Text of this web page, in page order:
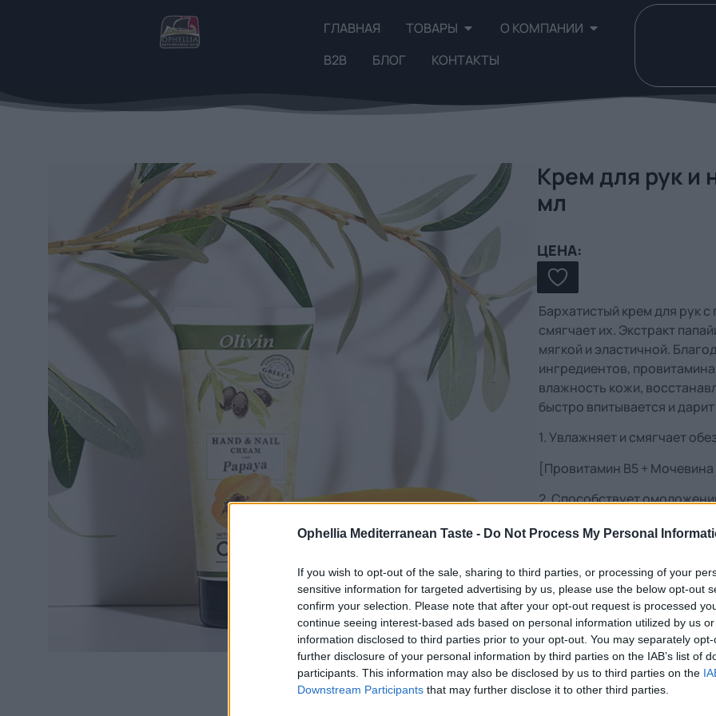
Ophellia Mediterranean Taste - Do Not Process My Personal
If you wish to opt-out of the sale, sharing to third parties, or processing of your
sensitive information for targeted advertising by us, please use the below opt-out
confirm your selection. Please note that after your opt-out request is processed
continue seeing interest-based ads based on personal information utilized by us
information disclosed to third parties prior to your opt-out. You may separately
further disclosure of your personal information by third parties on the IAB’s list of
participants. This information may also be disclosed by us to third parties on the
Downstream Participants that may further disclose it to other third parties.
ГЛАВНАЯ ТОВАРЫ
О КОМПАНИИ
B2B
БЛОГ КОНТАКТЫ
Крем для рук и
мл
ЦЕНА:
Бархатистый крем для рук
смягчает их. Экстракт
мягкой и эластичной.
ингредиентов,
влажность кожи,
быстро впитывается и
1. Увлажняет и смягчает
[Провитамин B5 +
2. Способствует
[Экстракт папайи +
[Кератин + Витамин Е]
С нотками экзотических
Пищевая ценность
Дополнительная